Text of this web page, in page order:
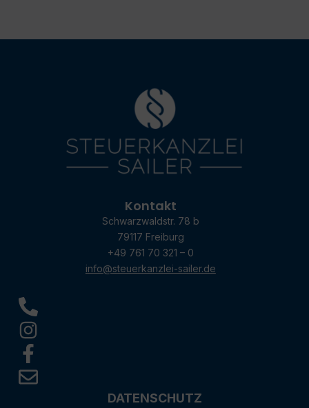
Kontakt
Schwarzwaldstr. 78 b
79117 Freiburg
+49 761 70 321 – 0
info@steuerkanzlei-sailer.de
DATENSCHUTZ